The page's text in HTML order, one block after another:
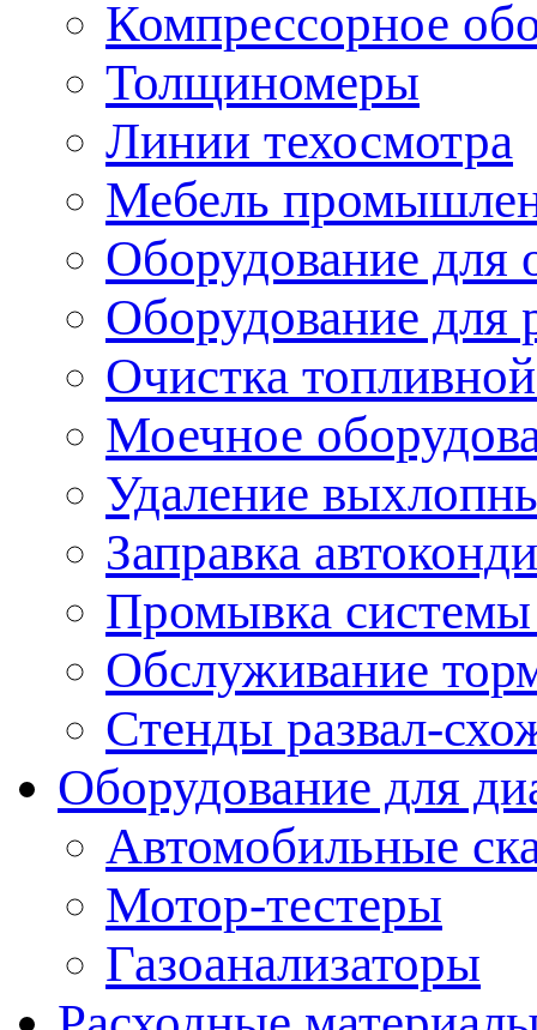
Компрессорное
Толщиномеры
Линии техосмотра
Мебель
Оборудование для
Оборудование для
Очистка
Моечное
Удаление
Заправка
Промывка
Обслуживание
Стенды развал-
Оборудование для
Автомобильные
Мотор-тестеры
Газоанализаторы